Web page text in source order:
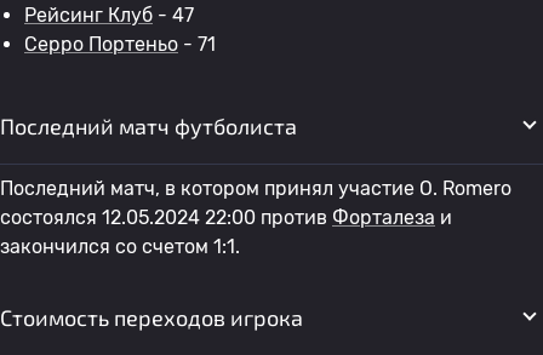
Рейсинг Клуб - 47
Серро Портеньо - 71
Последний матч футболиста
Последний матч, в котором принял участие O. Romero
состоялся 12.05.2024 22:00 против Форталеза и
закончился со счетом 1:1.
Стоимость переходов игрока